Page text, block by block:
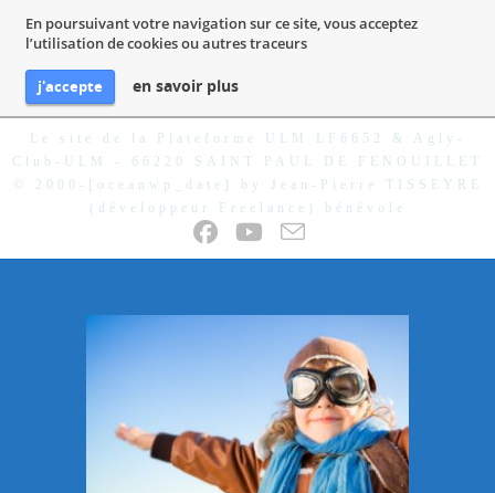
En poursuivant votre navigation sur ce site, vous acceptez
l’utilisation de cookies ou autres traceurs
j'accepte en savoir plus
Skip
to
content
Le site de la Plateforme ULM LF6652 & Agly-
Club-ULM - 66220 SAINT PAUL DE FENOUILLET
© 2000-[oceanwp_date] by Jean-Pierre TISSEYRE
(développeur Freelance) bénévole